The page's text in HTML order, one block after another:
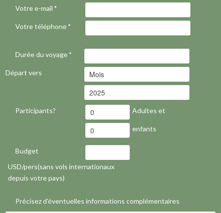
Votre e-mail*
Votre téléphone*
Durée du voyage*
Départ vers
Participants? Adultes et
enfants
Budget
USD/pers(sans vols internationaux
depuis votre pays)
Précisez d'éventuelles informations complémentaires